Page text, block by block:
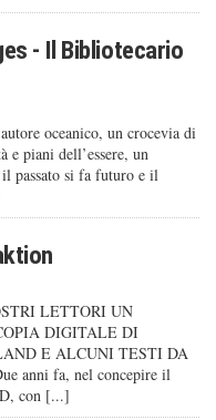
- Il Bibliotecario
oceanico, un crocevia di
e piani dell’essere, un
passato si fa futuro e il
LETTORI UN
DIGITALE DI
E ALCUNI TESTI DA
anni fa, nel concepire il
con [...]